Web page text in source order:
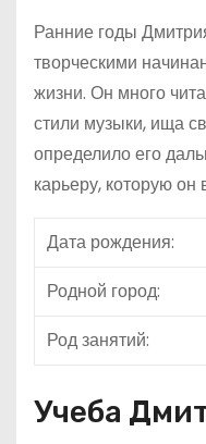
Ранние годы
творческими
жизни. Он много
стили музыки, ища
определило его
карьеру, которую он
Дата рождения:
Родной город:
Род занятий:
Учеба